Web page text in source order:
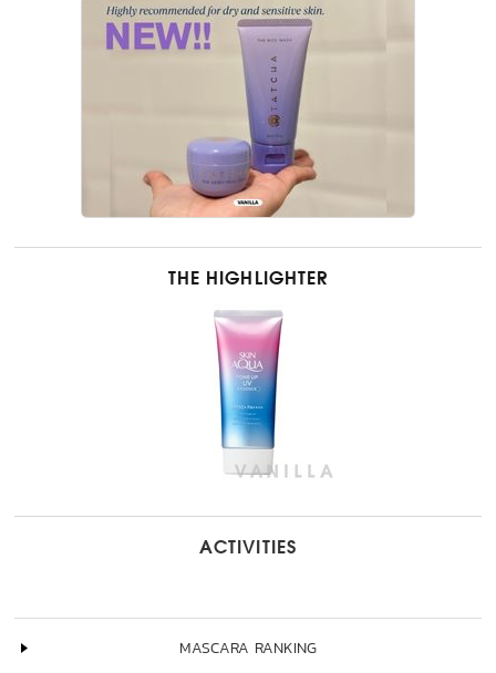
THE HIGHLIGHTER
ACTIVITIES
MASCARA RANKING